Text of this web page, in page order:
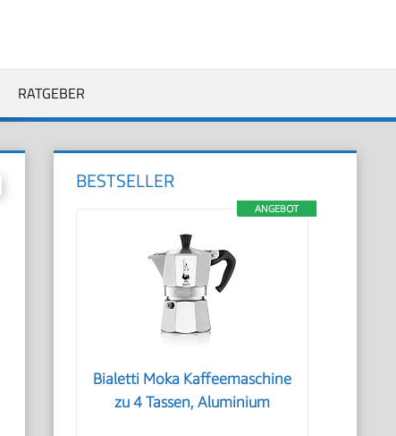
RATGEBER
BESTSELLER
ANGEBOT
Bialetti Moka Kaffeemaschine
zu 4 Tassen, Aluminium